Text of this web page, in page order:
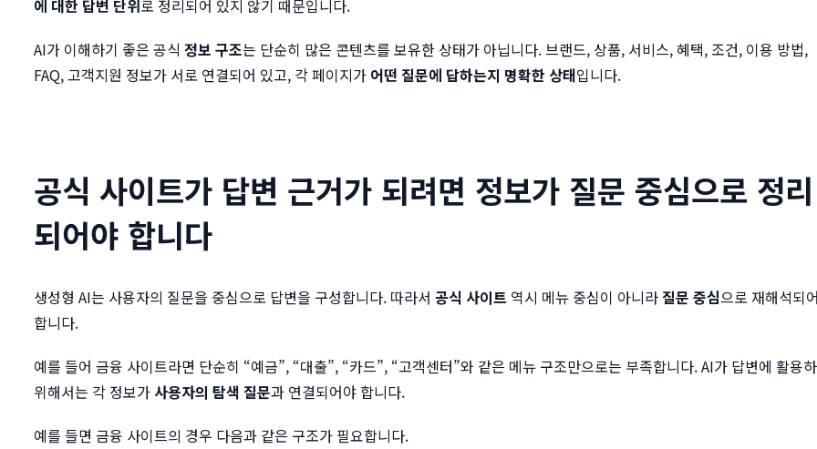
에 대한 답변 단위로 정리되어 있지 않기 때문입니다.
AI가 이해하기 좋은 공식 정보 구조는 단순히 많은 콘텐츠를 보유한 상태가 아닙니다. 브랜드, 상품, 서비스, 혜택, 조건, 이용 방법,
FAQ, 고객지원 정보가 서로 연결되어 있고, 각 페이지가 어떤 질문에 답하는지 명확한 상태입니다.
공식 사이트가 답변 근거가 되려면 정보가 질문 중심으로 정리
되어야 합니다
생성형 AI는 사용자의 질문을 중심으로 답변을 구성합니다. 따라서 공식 사이트 역시 메뉴 중심이 아니라 질문 중심으로 재해석되
합니다.
예를 들어 금융 사이트라면 단순히 “예금”, “대출”, “카드”, “고객센터”와 같은 메뉴 구조만으로는 부족합니다. AI가 답변에 활용
위해서는 각 정보가 사용자의 탐색 질문과 연결되어야 합니다.
예를 들면 금융 사이트의 경우 다음과 같은 구조가 필요합니다.